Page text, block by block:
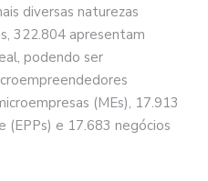
diversas naturezas
322.804 apresentam
podendo ser
(MEs), 17.913
(EPPs) e 17.683 negócios